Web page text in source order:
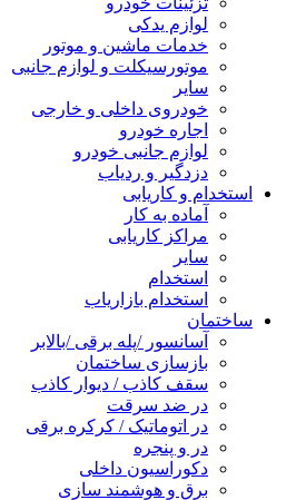
لوازم یدکی
خدمات ماشین و موتور
موتورسیکلت و لوازم جانبی
سایر
خودروی داخلی و خارجی
اجاره خودرو
لوازم جانبی خودرو
دزدگیر و ردیاب
استخدام و کاریابی
آماده به کار
مراکز کاریابی
سایر
استخدام
استخدام بازاریاب
ساختمان
آسانسور /پله برقی /بالابر
بازسازی ساختمان
سقف کاذب / دیوار کاذب
در ضد سرقت
در اتوماتیک / کرکره برقی
در و پنجره
دکوراسیون داخلی
برق و هوشمند سازی